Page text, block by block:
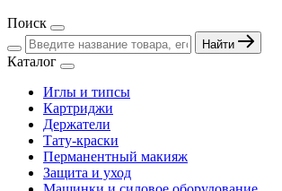
Поиск
Найти
Каталог
Иглы и типсы
Картриджи
Держатели
Тату-краски
Перманентный макияж
Защита и уход